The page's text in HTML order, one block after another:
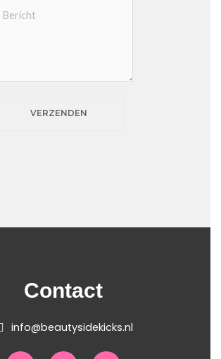
VERZENDEN
Contact
info@beautysidekicks.nl